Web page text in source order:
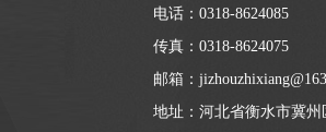
电话：0318-8624085
传真：0318-8624075
邮箱：
地址：河北省衡水市冀州